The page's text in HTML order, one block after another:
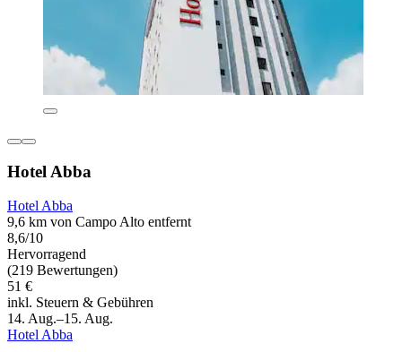
Hotel Abba
Hotel Abba
9,6 km von Campo Alto entfernt
8,6/10
Hervorragend
(219 Bewertungen)
51 €
inkl. Steuern & Gebühren
14. Aug.–15. Aug.
Hotel Abba